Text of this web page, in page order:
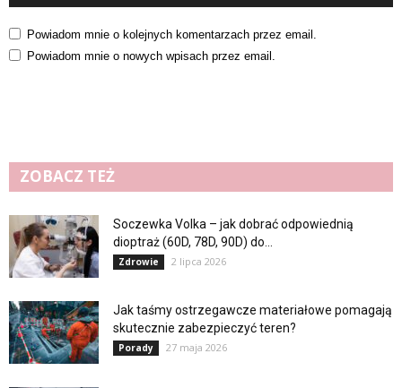
Powiadom mnie o kolejnych komentarzach przez email.
Powiadom mnie o nowych wpisach przez email.
ZOBACZ TEŻ
Soczewka Volka – jak dobrać odpowiednią
dioptraż (60D, 78D, 90D) do...
Zdrowie 2 lipca 2026
Jak taśmy ostrzegawcze materiałowe pomagają
skutecznie zabezpieczyć teren?
Porady 27 maja 2026